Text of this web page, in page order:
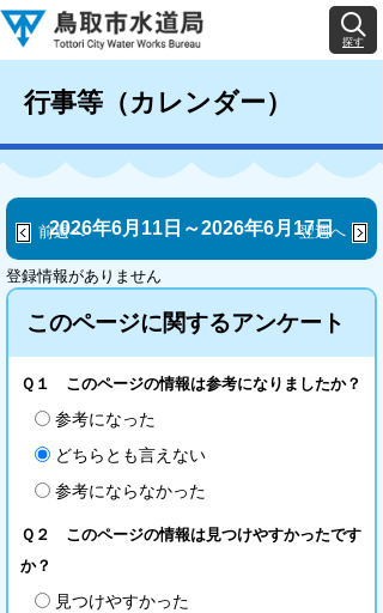
探す
行事等（カレンダー）
2026年6月11日～2026年6月17日
翌週へ
前週へ
登録情報がありません
このページに関するアンケート
Ｑ１ このページの情報は参考になりましたか？
参考になった
どちらとも言えない
参考にならなかった
Ｑ２ このページの情報は見つけやすかったです
か？
見つけやすかった